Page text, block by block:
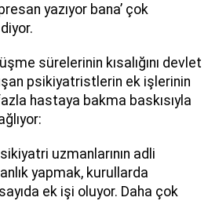
yazıyor bana’ çok
sürelerinin kısalığını devlet
psikiyatristlerin ek işlerinin
hastaya bakma baskısıyla
uzmanlarının adli
yapmak, kurullarda
ek işi oluyor. Daha çok